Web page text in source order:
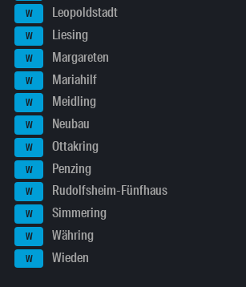
W Leopoldstadt
W Liesing
W Margareten
W Mariahilf
W Meidling
W Neubau
W Ottakring
W Penzing
W Rudolfsheim-Fünfhaus
W Simmering
W Währing
W Wieden